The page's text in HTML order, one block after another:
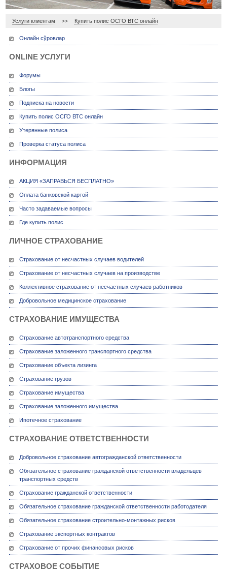
Услуги клиентам >> Купить полис ОСГО ВТС онлайн
Онлайн сўровлар
ONLINE УСЛУГИ
Форумы
Блогы
Подписка на новости
Купить полис ОСГО ВТС онлайн
Утерянные полиса
Проверка статуса полиса
ИНФОРМАЦИЯ
АКЦИЯ «ЗАПРАВЬСЯ БЕСПЛАТНО»
Оплата банковской картой
Часто задаваемые вопросы
Где купить полис
ЛИЧНОЕ СТРАХОВАНИЕ
Страхование от несчастных случаев водителей
Страхование от несчастных случаев на производстве
Коллективное страхование от несчастных случаев работников
Добровольное медицинское страхование
СТРАХОВАНИЕ ИМУЩЕСТВА
Страхование автотранспортного средства
Страхование заложенного транспортного средства
Страхование объекта лизинга
Страхование грузов
Страхование имущества
Страхование заложенного имущества
Ипотечное страхование
СТРАХОВАНИЕ ОТВЕТСТВЕННОСТИ
Добровольное страхование автогражданской ответственности
Обязательное страхование гражданской ответственности владельцев
транспортных средств
Страхование гражданской ответственности
Обязательное страхование гражданской ответственности работодателя
Обязательное страхование строительно-монтажных рисков
Страхование экспортных контрактов
Страхование от прочих финансовых рисков
СТРАХОВОЕ СОБЫТИЕ